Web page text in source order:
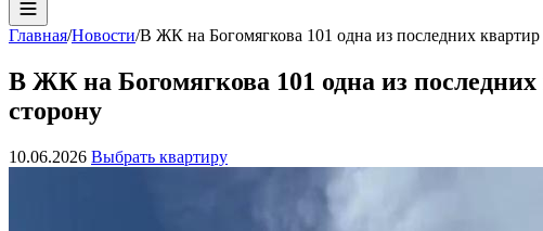
Главная/Новости/В ЖК на Богомягкова 101 одна из последних
В ЖК на Богомягкова 101 одна из
сторону
10.06.2026 Выбрать квартиру